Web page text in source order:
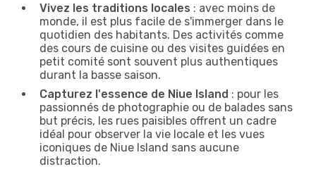
Vivez les traditions locales : avec moins de
monde, il est plus facile de s'immerger dans le
quotidien des habitants. Des activités comme
des cours de cuisine ou des visites guidées en
petit comité sont souvent plus authentiques
durant la basse saison.
Capturez l'essence de Niue Island : pour les
passionnés de photographie ou de balades sans
but précis, les rues paisibles offrent un cadre
idéal pour observer la vie locale et les vues
iconiques de Niue Island sans aucune
distraction.